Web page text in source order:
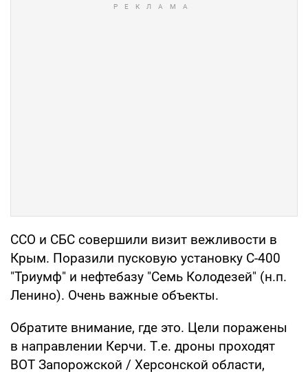
ССО и СБС совершили визит вежливости в
Крым. Поразили пусковую установку С-400
"Триумф" и нефтебазу "Семь Колодезей" (н.п.
Ленино). Очень важные объекты.
Обратите внимание, где это. Цели поражены
в направлении Керчи. Т.е. дроны проходят
ВОТ Запорожской / Херсонской области,